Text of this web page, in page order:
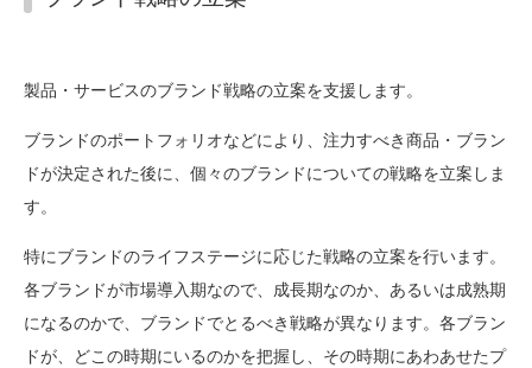
製品・サービスのブランド戦略の立案を支援します。
ブランドのポートフォリオなどにより、注力すべき商品・ブラン
ドが決定された後に、個々のブランドについての戦略を立案しま
す。
特にブランドのライフステージに応じた戦略の立案を行います。
各ブランドが市場導入期なので、成長期なのか、あるいは成熟期
になるのかで、ブランドでとるべき戦略が異なります。各ブラン
ドが、どこの時期にいるのかを把握し、その時期にあわあせたプ